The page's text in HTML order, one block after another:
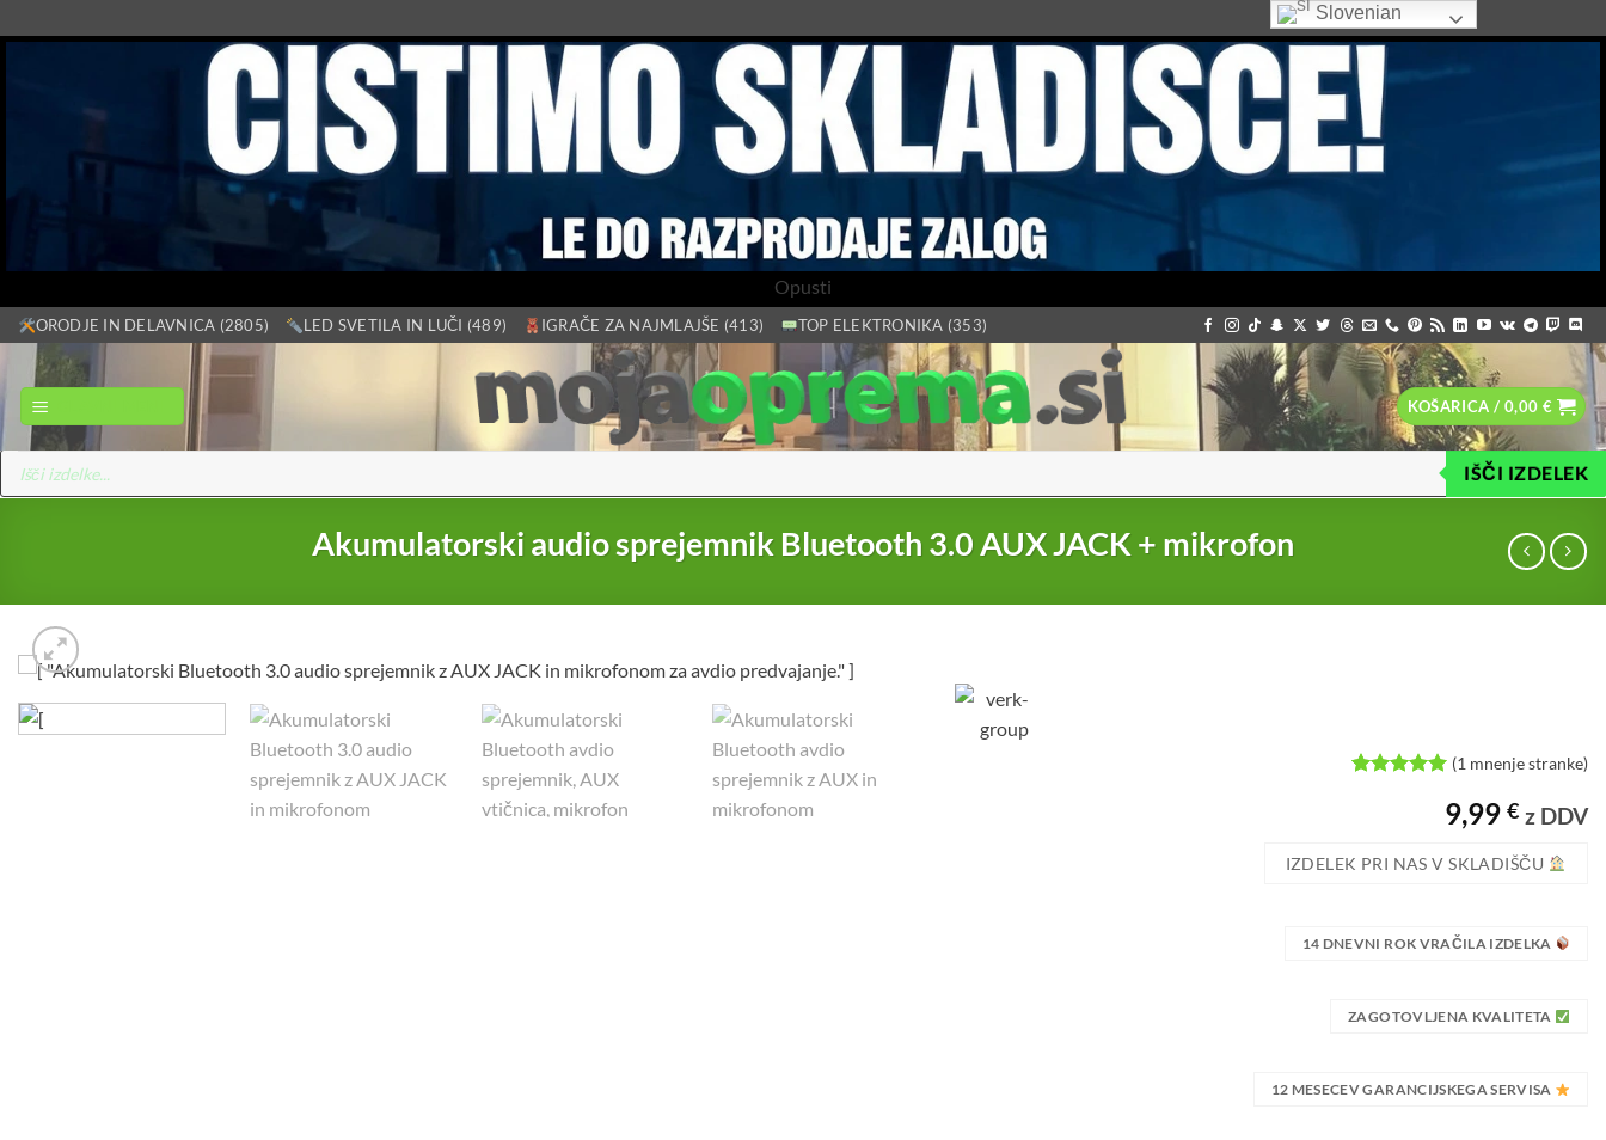
Opusti
Skoči
vsebino
ORODJE IN DELAVNICA (2805) LED SVETILA IN LUČI (489) IGRAČE ZA NAJMLAJŠE (413) TOP ELEKTRONIKA (353)
KOŠARICA / 0,00 €
Products
search
IŠČI IZDELEK
Akumulatorski audio sprejemnik Bluetooth 3.0 AUX JACK + mikrofon
stranke
(1 mnenje stranke)
9,99 € z DDV
IZDELEK PRI NAS V SKLADIŠČU
14 DNEVNI ROK VRAČILA IZDELKA
ZAGOTOVLJENA KVALITETA
12 MESECEV GARANCIJSKEGA SERVISA
Slovenian